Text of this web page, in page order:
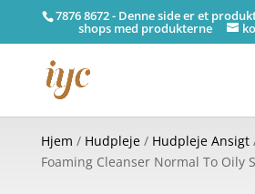
7876 8672 - Denne side er et
shops med produkterne
Hjem / Hudpleje/ Hudpleje Ansigt
Foaming Cleanser Normal To Oily